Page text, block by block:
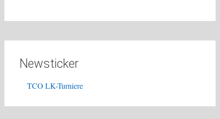
Newsticker
TCO LK-Turniere